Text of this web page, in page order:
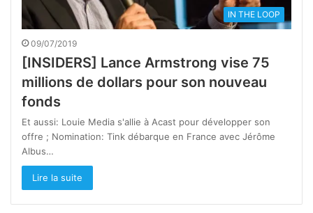
IN THE LOOP
09/07/2019
[INSIDERS] Lance Armstrong vise 75
millions de dollars pour son nouveau
fonds
Et aussi: Louie Media s'allie à Acast pour développer son
offre ; Nomination: Tink débarque en France avec Jérôme
Albus…
Lire la suite